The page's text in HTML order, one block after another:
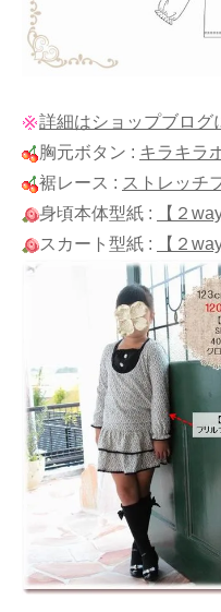
詳細はショップブログ
胸元ボタン : キラキラ
裾レース : ストレッチ
身頃本体型紙 :
【２
スカート型紙 :
【２